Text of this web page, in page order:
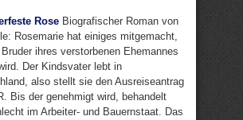
Rose Biografischer Roman von
Rosemarie hat einiges mitgemacht,
ihres verstorbenen Ehemannes
Der Kindsvater lebt in
also stellt sie den Ausreiseantrag
Bis der genehmigt wird, behandelt
im Arbeiter- und Bauernstaat. Das